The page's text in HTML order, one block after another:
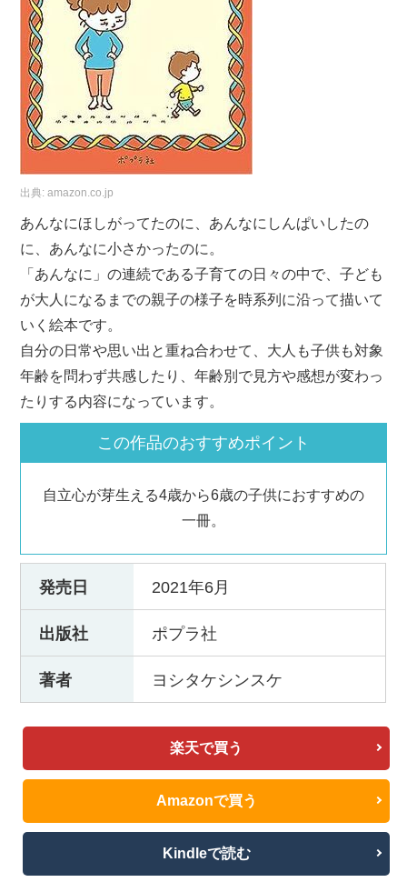
出典:amazon.co.jp
あんなにほしがってたのに、あんなにしんぱいしたの
に、あんなに小さかったのに。
「あんなに」の連続である子育ての日々の中で、子ども
が大人になるまでの親子の様子を時系列に沿って描いて
いく絵本です。
自分の日常や思い出と重ね合わせて、大人も子供も対象
年齢を問わず共感したり、年齢別で見方や感想が変わっ
たりする内容になっています。
この作品のおすすめポイント
自立心が芽生える4歳から6歳の子供におすすめの
一冊。
発売日 2021年6月
出版社 ポプラ社
著者 ヨシタケシンスケ
楽天で買う
Amazonで買う
Kindleで読む